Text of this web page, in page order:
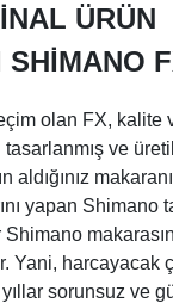
ÜRÜN
olan FX,
ve
aldığınız
yapan Shimano
Yani,
sorunsuz ve